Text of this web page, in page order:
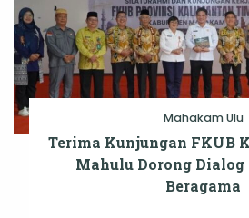
Mahakam Ulu
Terima Kunjungan FKUB
Mahulu Dorong
Beragama